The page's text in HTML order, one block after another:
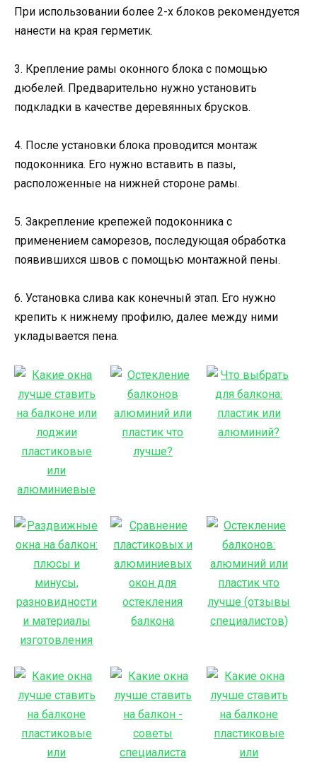
При использовании более 2-х блоков рекомендуется
нанести на края герметик.
3. Крепление рамы оконного блока с помощью
дюбелей. Предварительно нужно установить
подкладки в качестве деревянных брусков.
4. После установки блока проводится монтаж
подоконника. Его нужно вставить в пазы,
расположенные на нижней стороне рамы.
5. Закрепление крепежей подоконника с
применением саморезов, последующая обработка
появившихся швов с помощью монтажной пены.
6. Установка слива как конечный этап. Его нужно
крепить к нижнему профилю, далее между ними
укладывается пена.